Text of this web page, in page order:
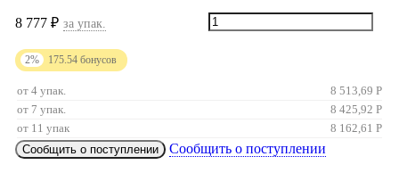
8 777 ₽ за упак.
2% 175.54 бонусов
от 4 упак. 8 513,69 Р
от 7 упак.
8 425,92 Р
от 11 упак
8 162,61 Р
Сообщить о поступлении
Сообщить о поступлении